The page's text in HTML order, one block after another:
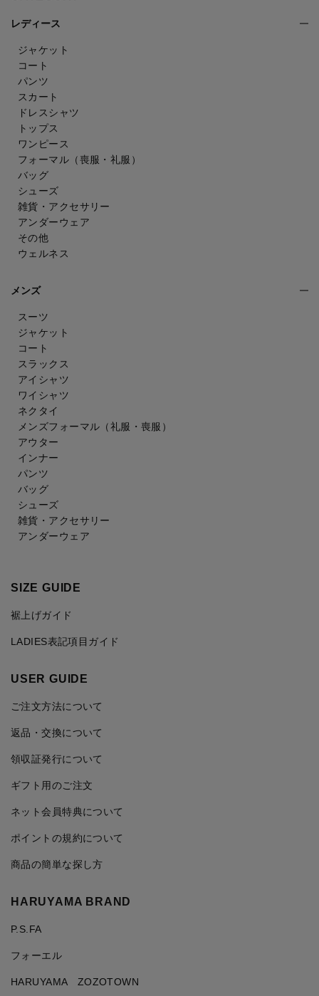
レディース
ジャケット
コート
パンツ
スカート
ドレスシャツ
トップス
ワンピース
フォーマル（喪服・礼服）
バッグ
シューズ
雑貨・アクセサリー
アンダーウェア
その他
ウェルネス
メンズ
スーツ
ジャケット
コート
スラックス
アイシャツ
ワイシャツ
ネクタイ
メンズフォーマル （礼服・喪服）
アウター
インナー
パンツ
バッグ
シューズ
雑貨・アクセサリー
アンダーウェア
SIZE GUIDE
裾上げガイド
LADIES表記項目ガイド
USER GUIDE
ご注文方法について
返品・交換について
領収証発行について
ギフト用のご注文
ネット会員特典について
ポイントの規約について
商品の簡単な探し方
HARUYAMA BRAND
P.S.FA
フォーエル
HARUYAMA ZOZOTOWN